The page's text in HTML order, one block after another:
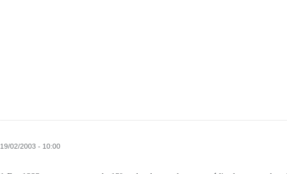
19/02/2003 - 10:00